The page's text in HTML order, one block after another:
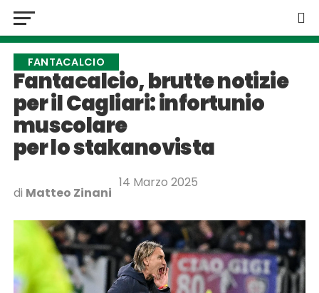
FANTACALCIO
Fantacalcio, brutte notizie
per il Cagliari: infortunio
muscolare
per lo stakanovista
di Matteo Zinani
14 Marzo 2025